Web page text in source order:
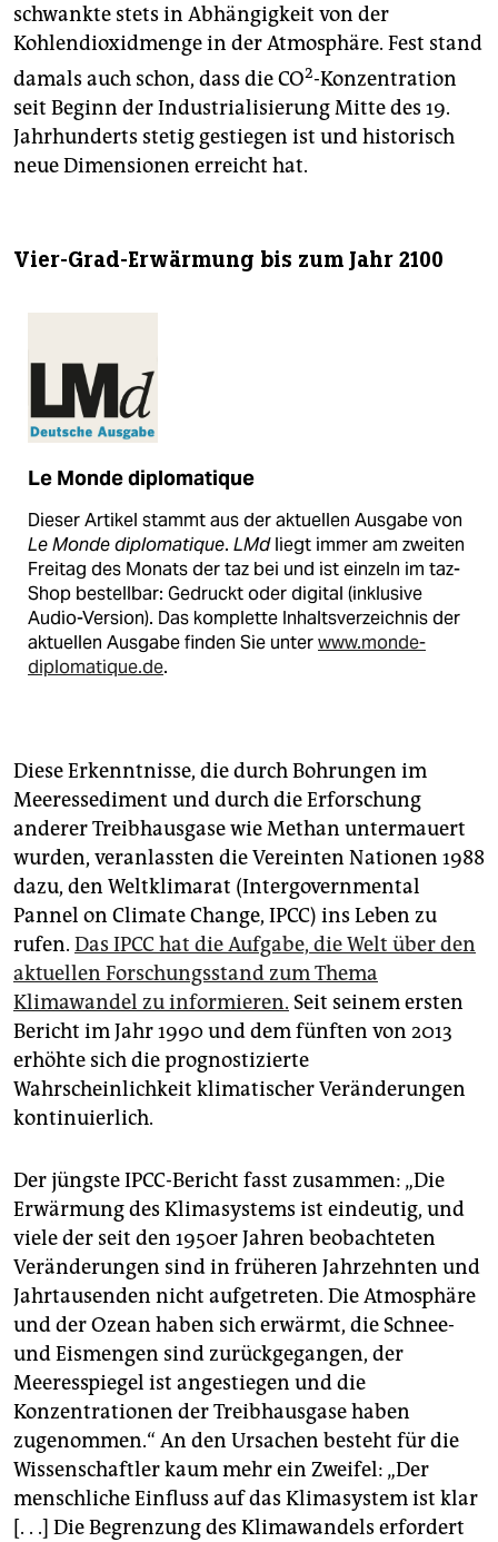
schwankte stets in Abhängigkeit von der
Kohlendioxidmenge in der Atmosphäre. Fest stand
damals auch schon, dass die CO2-Konzentration
seit Beginn der Industrialisierung Mitte des 19.
Jahrhunderts stetig gestiegen ist und historisch
neue Dimensionen erreicht hat.
Vier-Grad-Erwärmung bis zum Jahr 2100
Le Monde diplomatique
Dieser Artikel stammt aus der aktuellen Ausgabe von
Le Monde diplomatique. LMdliegt immer am zweiten
Freitag des Monats der taz bei und ist einzeln im taz-
Shop bestellbar: Gedruckt oder digital (inklusive
Audio-Version). Das komplette Inhaltsverzeichnis der
aktuellen Ausgabe finden Sie unterwww.monde-
diplomatique.de.
Diese Erkenntnisse, die durch Bohrungen im
Meeressediment und durch die Erforschung
anderer Treibhausgase wie Methan untermauert
wurden, veranlassten die Vereinten Nationen 1988
dazu, den Weltklimarat (Intergovernmental
Pannel on Climate Change, IPCC) ins Leben zu
rufen. Das IPCC hat die Aufgabe, die Welt über den
aktuellen Forschungsstand zum Thema
Klimawandel zu informieren. Seit seinem ersten
Bericht im Jahr 1990 und dem fünften von 2013
erhöhte sich die prognostizierte
Wahrscheinlichkeit klimatischer Veränderungen
kontinuierlich.
Der jüngste IPCC-Bericht fasst zusammen: „Die
Erwärmung des Klimasystems ist eindeutig, und
viele der seit den 1950er Jahren beobachteten
Veränderungen sind in früheren Jahrzehnten und
Jahrtausenden nicht aufgetreten. Die Atmosphäre
und der Ozean haben sich erwärmt, die Schnee-
und Eismengen sind zurückgegangen, der
Meeresspiegel ist angestiegen und die
Konzentrationen der Treibhausgase haben
zugenommen.“ An den Ursachen besteht für die
Wissenschaftler kaum mehr ein Zweifel: „Der
menschliche Einfluss auf das Klimasystem ist klar
[. . .] Die Begrenzung des Klimawandels erfordert